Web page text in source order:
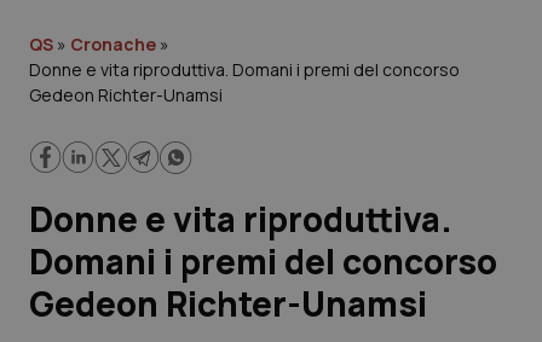
Governo e Parlamento
Regioni e Asl
Lavoro e Professioni
Scienza e Farmaci
Studi e Analisi
QS » Cronache »
Donne e vita riproduttiva. Domani i premi del concorso
Gedeon Richter-Unamsi
Donne e vita riproduttiva.
Domani i premi del concorso
Gedeon Richter-Unamsi